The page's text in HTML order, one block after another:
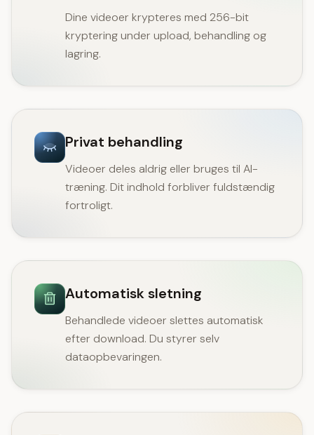
Dine videoer krypteres med 256-bit
kryptering under upload, behandling og
lagring.
Privat behandling
Videoer deles aldrig eller bruges til AI-
træning. Dit indhold forbliver fuldstændig
fortroligt.
Automatisk sletning
Behandlede videoer slettes automatisk
efter download. Du styrer selv
dataopbevaringen.